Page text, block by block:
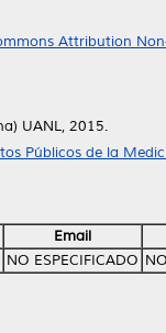
Attribution
UANL, 2015.
Públicos de la
Email
NO ESPECIFICADO